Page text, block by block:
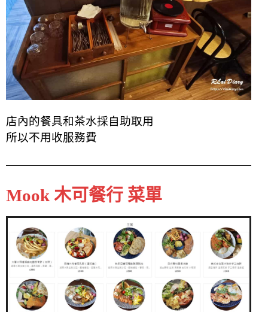
店內的餐具和茶水採自助取用
所以不用收服務費
Mook 木可餐行 菜單